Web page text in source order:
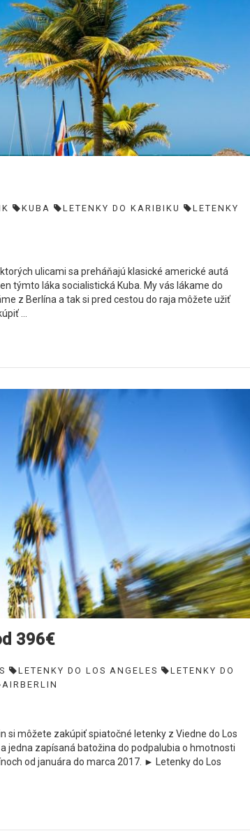
KUBA LETENKY DO KARIBIKU
LETENKY
ulicami sa preháňajú klasické americké autá
týmto láka socialistická Kuba. My vás lákame do
z Berlína a tak si pred cestou do raja môžete užiť
...
396€
LETENKY DO LOS ANGELES
LETENKY DO
AIRBERLIN
si môžete zakúpiť spiatočné letenky z Viedne do Los
jedna zapísaná batožina do podpalubia o hmotnosti
od januára do marca 2017. ► Letenky do Los